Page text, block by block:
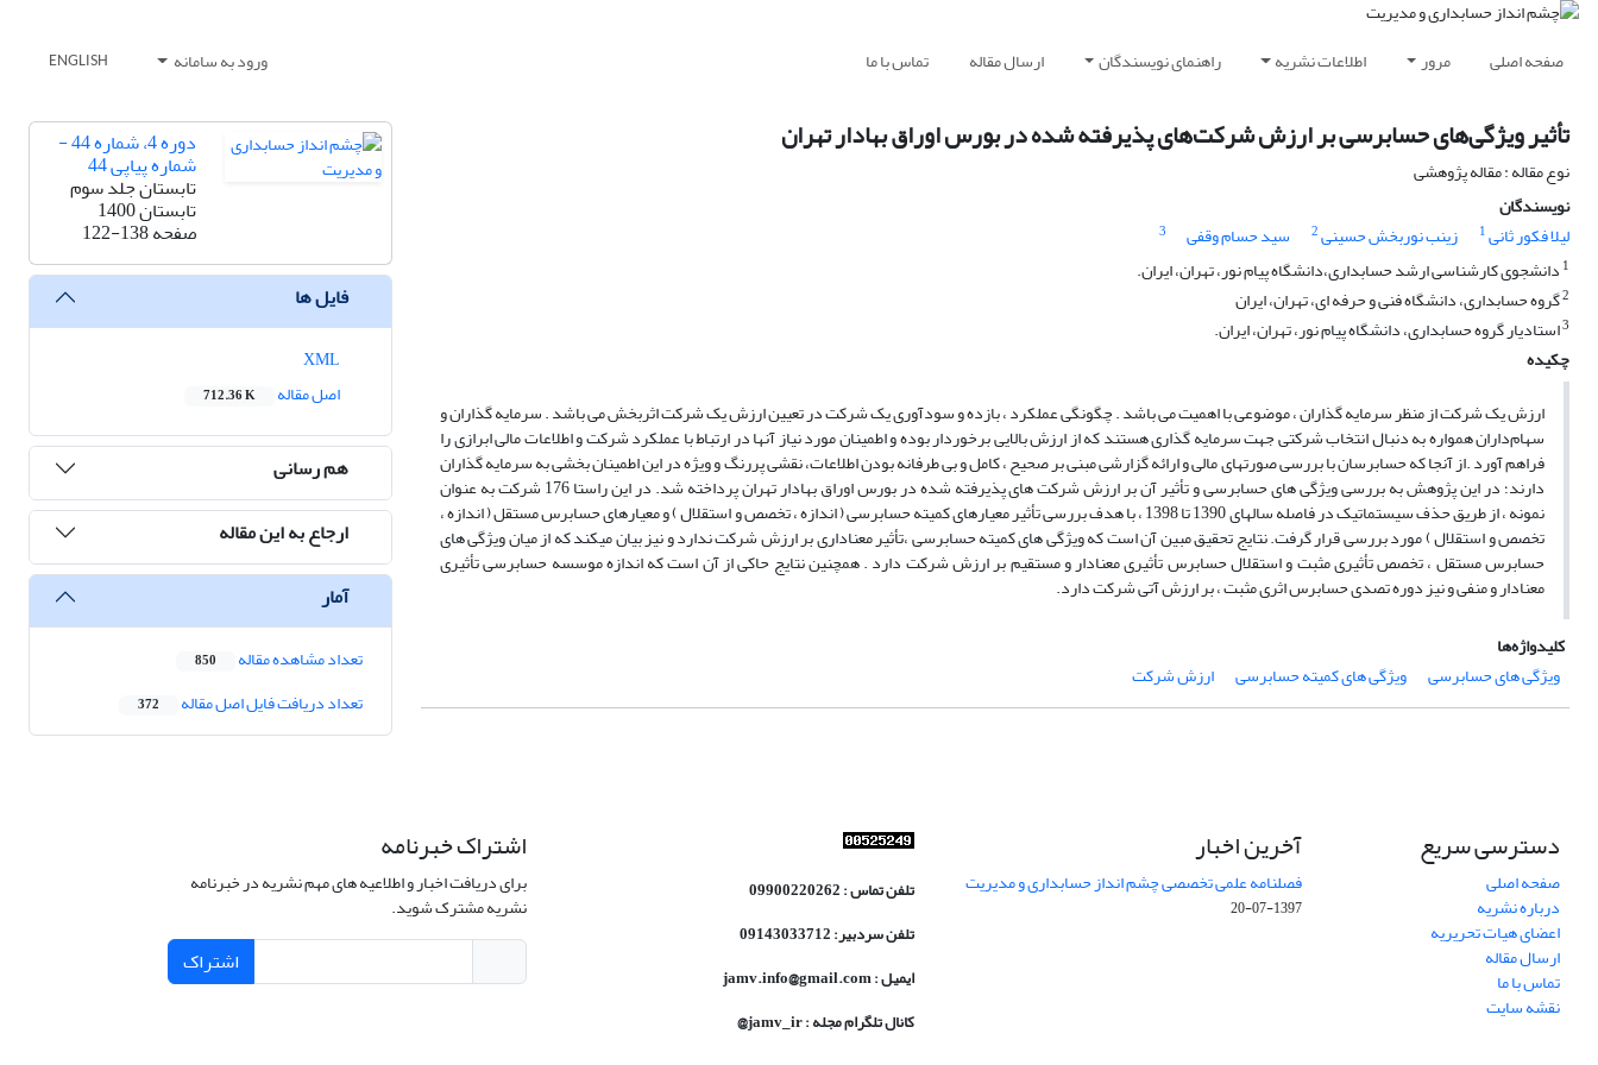
صفحه اصلی مرور اطلاعات نشریه راهنمای نویسندگان ارسال مقاله تماس با ما ورود به سامانه ENGLISH
تأثیر ویژگی‌های حسابرسی بر ارزش شرکت‌های پذیرفته شده در بورس اوراق بهادار تهران
نوع مقاله : مقاله پژوهشی
نویسندگان
لیلا فکور ثانی1 زینب نوربخش حسینی2 سید حسام وقفی
3
1 دانشجوی کارشناسی ارشد حسابداری،دانشگاه پیام نور، تهران، ایران.
2گروه حسابداری، دانشگاه فنی و حرفه ای، تهران، ایران
3استادیار گروه حسابداری، دانشگاه پیام نور، تهران، ایران.
چکیده
ارزش یک شرکت از منظر سرمایه گذاران ، موضوعی با اهمیت می باشد . چگونگی عملکرد ، بازده و سودآوری یک شرکت در تعیین ارزش یک شرکت اثربخش می باشد . سرمایه گذاران و
سهام‌داران همواره به دنبال انتخاب شرکتی جهت سرمایه گذاری هستند که از ارزش بالایی برخوردار بوده و اطمینان مورد نیاز آنها در ارتباط با عملکرد شرکت و اطلاعات مالی ابرازی را
فراهم آورد .از آنجا که حسابرسان با بررسی صورتهای مالی و ارائه گزارشی مبنی بر صحیح ، کامل و بی طرفانه بودن اطلاعات، نقشی پررنگ و ویژه در این اطمینان بخشی به سرمایه گذاران
دارند؛ در این پژوهش به بررسی ویژگی های حسابرسی و تأثیر آن بر ارزش شرکت های پذیرفته شده در بورس اوراق بهادار تهران پرداخته شد. در این راستا 176 شرکت به عنوان
نمونه ، از طریق حذف سیستماتیک در فاصله سالهای 1390 تا 1398 ، با هدف بررسی تأثیر معیارهای کمیته حسابرسی ( اندازه ، تخصص و استقلال ) و معیارهای حسابرس مستقل ( اندازه ،
تخصص و استقلال ) مورد بررسی قرار گرفت. نتایج تحقیق مبین آن است که ویژگی های کمیته حسابرسی ،تأثیر معناداری بر ارزش شرکت ندارد و نیز بیان میکند که از میان ویژگی های
حسابرس مستقل ، تخصص تأثیری مثبت و استقلال حسابرس تأثیری معنادار و مستقیم بر ارزش شرکت دارد . همچنین نتایج حاکی از آن است که اندازه موسسه حسابرسی تأثیری
معنادار و منفی و نیز دوره تصدی حسابرس اثری مثبت ، بر ارزش آتی شرکت دارد.
کلیدواژه‌ها
ویژگی های حسابرسی
ویژگی های کمیته حسابرسی ارزش شرکت
دوره 4، شماره 44 -
شماره پیاپی 44
تابستان جلد سوم
تابستان 1400
صفحه122-138
فایل ها
اصل مقاله
712.36 K
هم رسانی
ارجاع به این مقاله
آمار
تعداد مشاهده مقاله 850
تعداد دریافت فایل اصل مقاله 372
دسترسی سریع
صفحه اصلی
درباره نشریه
اعضای هیات تحریریه
ارسال مقاله
تماس با ما
نقشه سایت
آخرین اخبار
فصلنامه علمی تخصصی چشم انداز حسابداری و مدیریت
1397-07-20
تلفن تماس : 09900220262
تلفن سردبیر: 09143033712
ایمیل : jamv.info@gmail.com
کانال تلگرام مجله : jamv_ir@
اشتراک خبرنامه
برای دریافت اخبار و اطلاعیه های مهم نشریه در خبرنامه
نشریه مشترک شوید.
اشتراک